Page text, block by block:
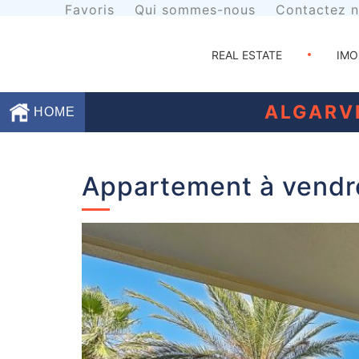
Favoris Qui sommes-nous Contactez
REAL ESTATE
HOME
Contactez
Appartement à